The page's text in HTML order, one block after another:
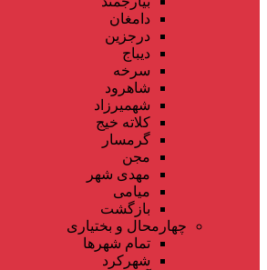
دامغان
درجزین
دیباج
سرخه
شاهرود
شهمیرزاد
کلاته خیج
گرمسار
مجن
مهدی شهر
میامی
بازگشت
چهارمحال و بختیاری
تمام شهر‌ها
شهرکرد